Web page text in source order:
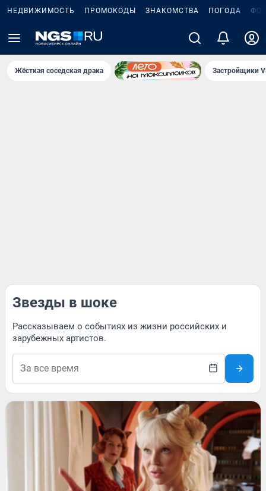
НЕДВИЖИМОСТЬ ПРОМОКОДЫ ЗНАКОМСТВА ПОГОДА
Жёсткая соседская драка Застройщики
Звезды в шоке
Рассказываем о событиях из жизни российских и
зарубежных артистов.